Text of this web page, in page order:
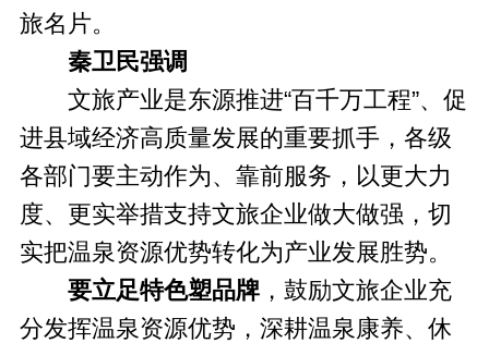
旅名片。
秦卫民强调
文旅产业是东源推进“百千万工程”、促
进县域经济高质量发展的重要抓手，各级
各部门要主动作为、靠前服务，以更大力
度、更实举措支持文旅企业做大做强，切
实把温泉资源优势转化为产业发展胜势。
要立足特色塑品牌，鼓励文旅企业充
分发挥温泉资源优势，深耕温泉康养、休